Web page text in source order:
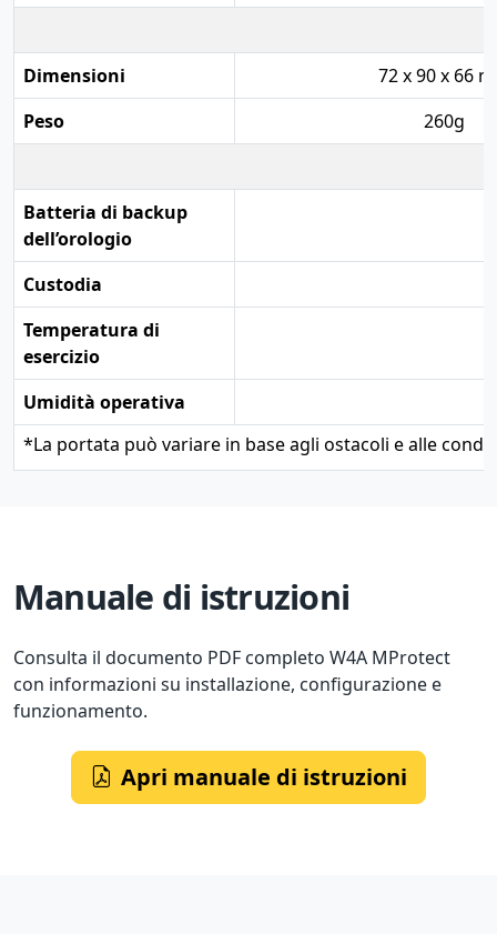
Dimensioni
72 x 90 x 66
Peso
260g
Batteria di backup
dell’orologio
Custodia
Temperatura di
esercizio
Umidità operativa
*La portata può variare in base agli ostacoli e alle
Manuale di istruzioni
Consulta il documento PDF completo W4A MProtect
con informazioni su installazione, configurazione e
funzionamento.
Apri manuale di istruzioni